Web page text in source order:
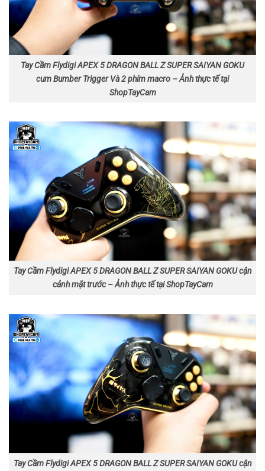
Tay Cầm Flydigi APEX 5 DRAGON BALL Z SUPER SAIYAN GOKU
cum Bumber Trigger Và 2 phím macro – Ảnh thực tế tại
ShopTayCam
Tay Cầm Flydigi APEX 5 DRAGON BALL Z SUPER SAIYAN GOKU cận
cảnh mặt trước – Ảnh thực tế tại ShopTayCam
Tay Cầm Flydigi APEX 5 DRAGON BALL Z SUPER SAIYAN GOKU cận